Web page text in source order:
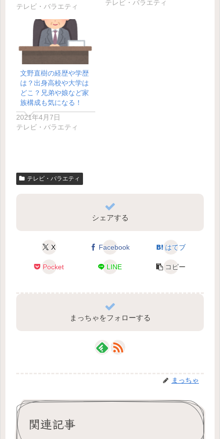
テレビ・バラエティ
テレビ・バラエティ
文野直樹の経歴や学歴
は？出身高校や大学は
どこ？兄弟や娘など家
族構成も気になる！
2021年4月7日
テレビ・バラエティ
テレビ・バラエティ
シェアする
X Facebook はてブ
Pocket LINE コピー
まっちゃをフォローする
まっちゃ
関連記事